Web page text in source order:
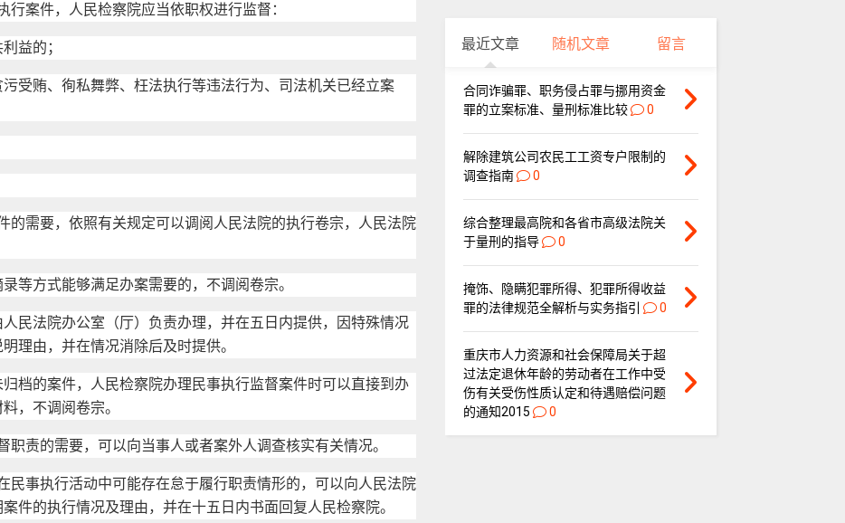
案件，人民检察院应当依职权进行监督：
益的；
贿、徇私舞弊、枉法执行等违法行为、司法机关已经立案
需要，依照有关规定可以调阅人民法院的执行卷宗，人民法院
方式能够满足办案需要的，不调阅卷宗。
法院办公室（厅）负责办理，并在五日内提供，因特殊情况
理由，并在情况消除后及时提供。
的案件，人民检察院办理民事执行监督案件时可以直接到办
，不调阅卷宗。
责的需要，可以向当事人或者案外人调查核实有关情况。
事执行活动中可能存在怠于履行职责情形的，可以向人民法院
件的执行情况及理由，并在十五日内书面回复人民检察院。
最近文章 随机文章 留言
合同诈骗罪、职务侵占罪与挪用资金
罪的立案标准、量刑标准比较
0
解除建筑公司农民工工资专户限制的
调查指南
0
综合整理最高院和各省市高级法院关
于量刑的指导
0
掩饰、隐瞒犯罪所得、犯罪所得收益
罪的法律规范全解析与实务指引
0
重庆市人力资源和社会保障局关于超
过法定退休年龄的劳动者在工作中受
伤有关受伤性质认定和待遇赔偿问题
的通知2015
0